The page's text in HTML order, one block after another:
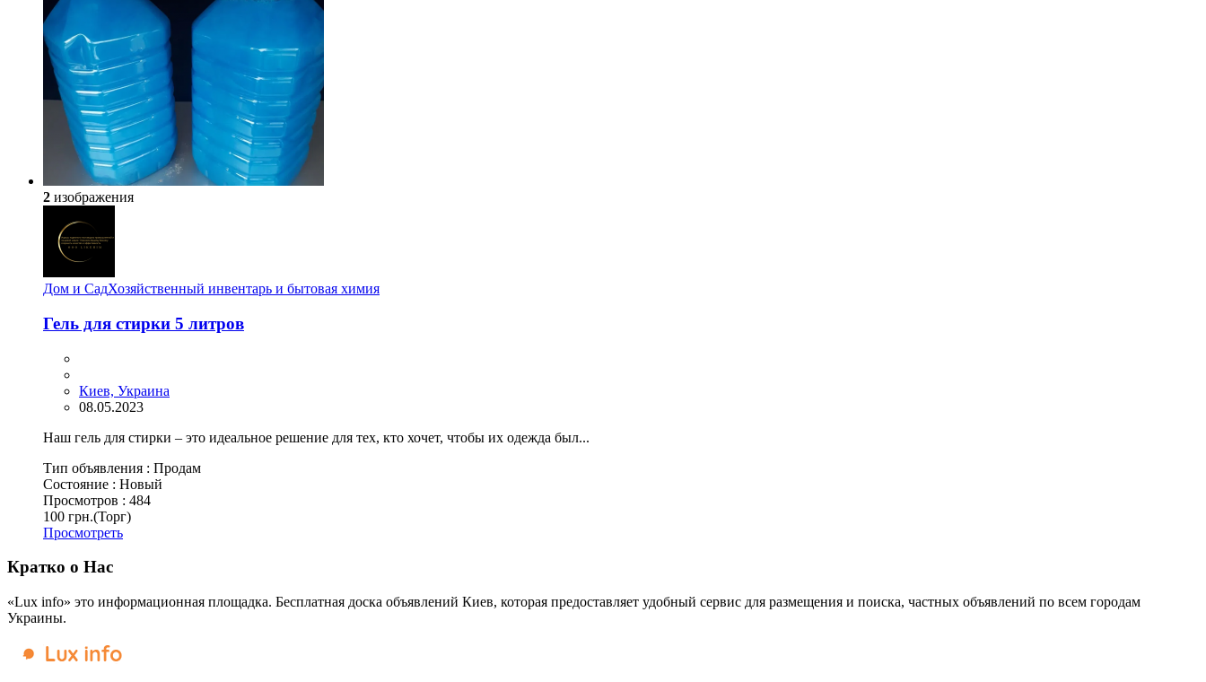
2 изображения
Дом и СадХозяйственный инвентарь и бытовая химия
Гель для стирки 5 литров
Киев, Украина
08.05.2023
Наш гель для стирки – это идеальное решение для тех, кто хочет, чтобы их одежда был...
Тип объявления : Продам
Состояние : Новый
Просмотров : 484
100 грн.(Торг)
Просмотреть
Кратко о Нас
«Lux info» это информационная площадка. Бесплатная доска объявлений Киев, которая предоставляет удобный сервис для размещения и поиска, частных объявлений по всем городам
Украины.